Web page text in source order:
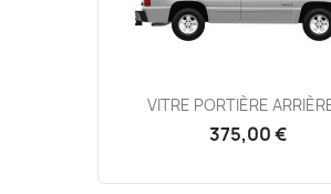
VITRE PORTIÈRE
375,00 €